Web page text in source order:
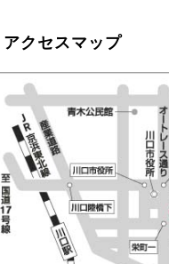
アクセスマップ